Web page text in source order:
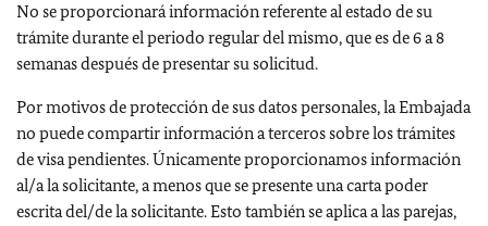
No se proporcionará información referente al estado de su
trámite durante el periodo regular del mismo, que es de 6 a 8
semanas después de presentar su solicitud.
Por motivos de protección de sus datos personales, la Embajada
no puede compartir información a terceros sobre los trámites
de visa pendientes. Únicamente proporcionamos información
al/a la solicitante, a menos que se presente una carta poder
escrita del/de la solicitante. Esto también se aplica a las parejas,